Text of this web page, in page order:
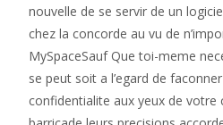
nouvelle de se servir de un
chez la concorde au vu de
MySpaceSauf Que toi-meme
se peut soit a l’egard de
confidentialite aux yeux de votre